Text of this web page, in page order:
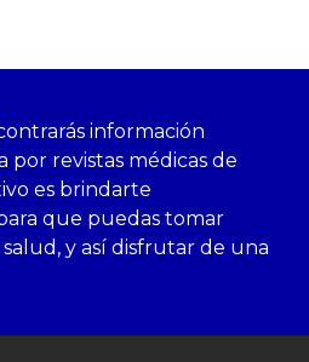
información
por revistas médicas de
es brindarte
que puedas tomar
y así disfrutar de una